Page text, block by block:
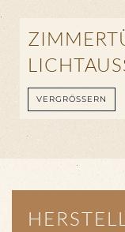
VERGRÖSSERN